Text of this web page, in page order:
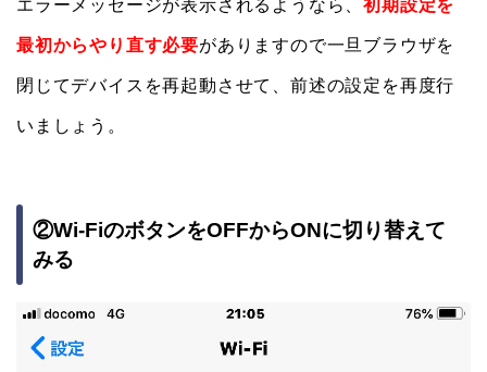
エラーメッセージが表示されるようなら、初期設定を
最初からやり直す必要がありますので一旦ブラウザを
閉じてデバイスを再起動させて、前述の設定を再度行
いましょう。
②Wi-FiのボタンをOFFからONに切り替えて
みる